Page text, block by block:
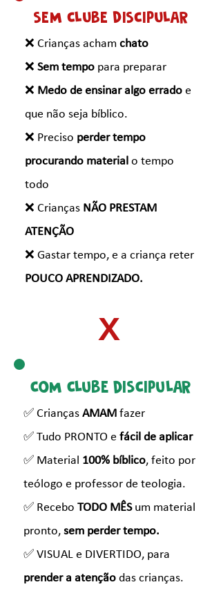
SEM CLUBE DISCIPULAR
❌ Crianças acham chato
❌ Sem tempo para preparar
❌ Medo de ensinar algo errado e
que não seja bíblico.
❌ Preciso perder tempo
procurando material o tempo
todo
❌ Crianças NÃO PRESTAM
ATENÇÃO
❌ Gastar tempo, e a criança reter
POUCO APRENDIZADO.
X
COM CLUBE DISCIPULAR
✅ Crianças AMAM fazer
✅ Tudo PRONTO e fácil de aplicar
✅ Material 100% bíblico, feito por
teólogo e professor de teologia.
✅ Recebo TODO MÊSum material
pronto, sem perder tempo.
✅ VISUAL e DIVERTIDO, para
prender a atenção das crianças.